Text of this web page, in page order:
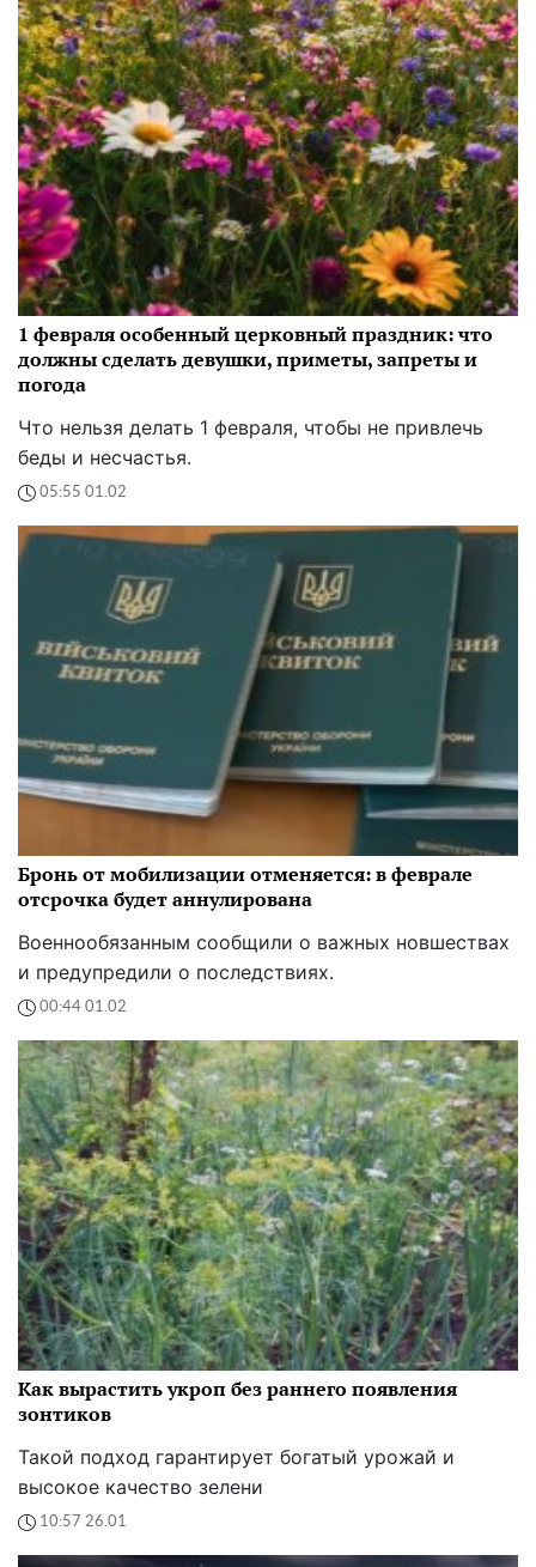
1 февраля особенный церковный праздник: что
должны сделать девушки, приметы, запреты и
погода
Что нельзя делать 1 февраля, чтобы не привлечь
беды и несчастья.
05:55 01.02
Бронь от мобилизации отменяется: в феврале
отсрочка будет аннулирована
Военнообязанным сообщили о важных новшествах
и предупредили о последствиях.
00:44 01.02
Как вырастить укроп без раннего появления
зонтиков
Такой подход гарантирует богатый урожай и
высокое качество зелени
10:57 26.01